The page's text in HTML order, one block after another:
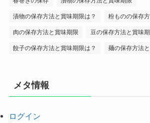
漬物の保存方法と賞味期限は？ 粉ものの保存
肉の保存方法と賞味期限 豆の保存方法と賞味
餃子の保存方法と賞味期限は？ 麺の保存方法
メタ情報
ログイン